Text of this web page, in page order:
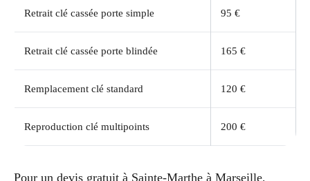
Retrait clé cassée porte simple 95 €
Retrait clé cassée porte blindée 165 €
Remplacement clé standard 120 €
Reproduction clé multipoints 200 €
Pour un devis gratuit à Sainte-Marthe à Marseille,